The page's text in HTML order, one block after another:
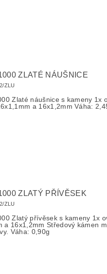
ZLATÉ NÁUŠNICE
ZLU
Zlaté náušnice s kameny 1x
a 16x1,2mm Váha:
ZLATÝ PŘÍVĚSEK
ZLU
Zlatý přívěsek s kameny 1x
a 16x1,2mm Středový kámen
Váha: 0,90g